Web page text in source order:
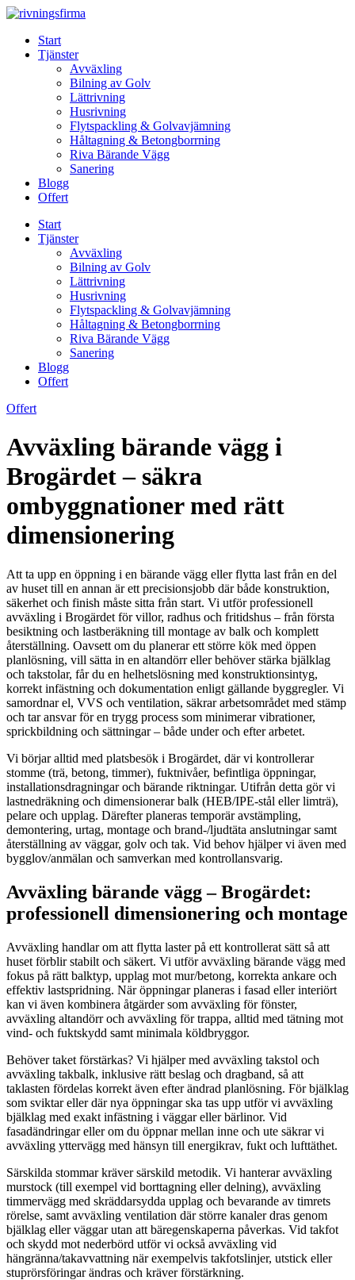
Skip
contentStart
Tjänster
Avväxling
Bilning av Golv
Lättrivning
Husrivning
Flytspackling & Golvavjämning
Håltagning & Betongborrning
Riva Bärande Vägg
Sanering
Blogg
Offert
Start
Tjänster
Avväxling
Bilning av Golv
Lättrivning
Husrivning
Flytspackling & Golvavjämning
Håltagning & Betongborrning
Riva Bärande Vägg
Sanering
Blogg
Offert
Offert
Avväxling bärande vägg i
Brogärdet – säkra
ombyggnationer med rätt
dimensionering
Att ta upp en öppning i en bärande vägg eller flytta last från en del
av huset till en annan är ett precisionsjobb där både konstruktion,
säkerhet och finish måste sitta från start. Vi utför professionell
avväxling i Brogärdet för villor, radhus och fritidshus – från första
besiktning och lastberäkning till montage av balk och komplett
återställning. Oavsett om du planerar ett större kök med öppen
planlösning, vill sätta in en altandörr eller behöver stärka bjälklag
och takstolar, får du en helhetslösning med konstruktionsintyg,
korrekt infästning och dokumentation enligt gällande byggregler. Vi
samordnar el, VVS och ventilation, säkrar arbetsområdet med stämp
och tar ansvar för en trygg process som minimerar vibrationer,
sprickbildning och sättningar – både under och efter arbetet.
Vi börjar alltid med platsbesök i Brogärdet, där vi kontrollerar
stomme (trä, betong, timmer), fuktnivåer, befintliga öppningar,
installationsdragningar och bärande riktningar. Utifrån detta gör vi
lastnedräkning och dimensionerar balk (HEB/IPE-stål eller limträ),
pelare och upplag. Därefter planeras temporär avstämpling,
demontering, urtag, montage och brand-/ljudtäta anslutningar samt
återställning av väggar, golv och tak. Vid behov hjälper vi även med
bygglov/anmälan och samverkan med kontrollansvarig.
Avväxling bärande vägg – Brogärdet:
professionell dimensionering och montage
Avväxling handlar om att flytta laster på ett kontrollerat sätt så att
huset förblir stabilt och säkert. Vi utför avväxling bärande vägg med
fokus på rätt balktyp, upplag mot mur/betong, korrekta ankare och
effektiv lastspridning. När öppningar planeras i fasad eller interiört
kan vi även kombinera åtgärder som avväxling för fönster,
avväxling altandörr och avväxling för trappa, alltid med tätning mot
vind- och fuktskydd samt minimala köldbryggor.
Behöver taket förstärkas? Vi hjälper med avväxling takstol och
avväxling takbalk, inklusive rätt beslag och dragband, så att
taklasten fördelas korrekt även efter ändrad planlösning. För bjälklag
som sviktar eller där nya öppningar ska tas upp utför vi avväxling
bjälklag med exakt infästning i väggar eller bärlinor. Vid
fasadändringar eller om du öppnar mellan inne och ute säkrar vi
avväxling yttervägg med hänsyn till energikrav, fukt och lufttäthet.
Särskilda stommar kräver särskild metodik. Vi hanterar avväxling
murstock (till exempel vid borttagning eller delning), avväxling
timmervägg med skräddarsydda upplag och bevarande av timrets
rörelse, samt avväxling ventilation där större kanaler dras genom
bjälklag eller väggar utan att bäregenskaperna påverkas. Vid takfot
och skydd mot nederbörd utför vi också avväxling vid
hängränna/takavvattning när exempelvis takfotslinjer, utstick eller
stuprörsföringar ändras och kräver förstärkning.